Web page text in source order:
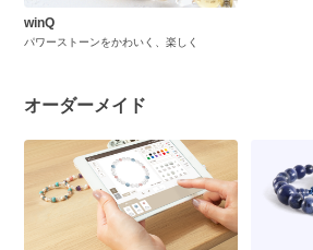
winQ
パワーストーンをかわいく、楽しく
オーダーメイド